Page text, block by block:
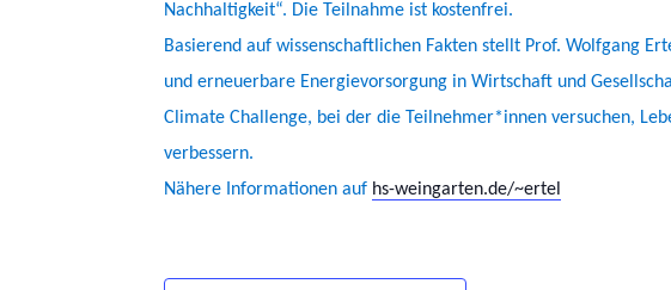
Nachhaltigkeit“. Die Teilnahme ist kostenfrei.
Basierend auf wissenschaftlichen Fakten stellt Prof. Wolfgang
und erneuerbare Energievorsorgung in Wirtschaft und
Climate Challenge, bei der die Teilnehmer*innen versuchen,
verbessern.
Nähere Informationen auf hs-weingarten.de/~ertel